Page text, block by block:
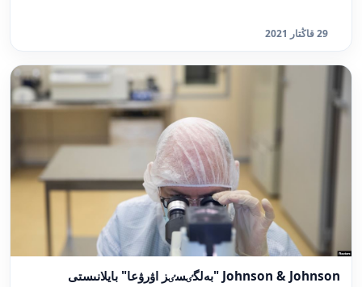
29 قاڭتار 2021
Johnson & Johnson "بەلگٸسٸز اۋرۋعا" بايلانىستى